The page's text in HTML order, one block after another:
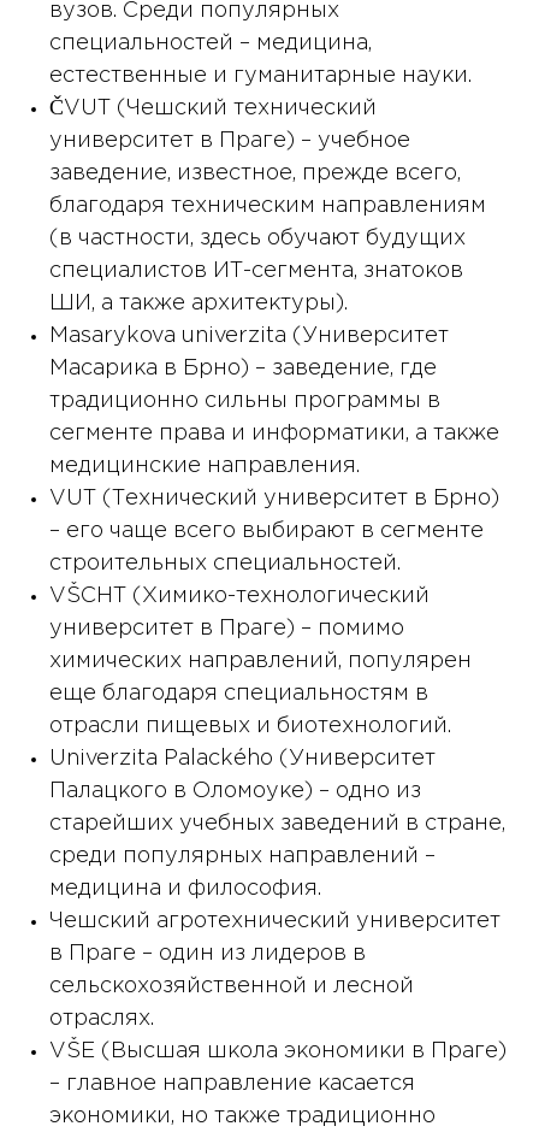
вузов. Среди популярных
специальностей – медицина,
естественные и гуманитарные науки.
ČVUT (Чешский технический
университет в Праге) – учебное
заведение, известное, прежде всего,
благодаря техническим направлениям
(в частности, здесь обучают будущих
специалистов ИТ-сегмента, знатоков
ШИ, а также архитектуры).
Masarykova univerzitа (Университет
Масарика в Брно) – заведение, где
традиционно сильны программы в
сегменте права и информатики, а также
медицинские направления.
VUT (Технический университет в Брно)
– его чаще всего выбирают в сегменте
строительных специальностей.
VŠCHT (Химико-технологический
университет в Праге) – помимо
химических направлений, популярен
еще благодаря специальностям в
отрасли пищевых и биотехнологий.
Univerzita Palackého (Университет
Палацкого в Оломоуке) – одно из
старейших учебных заведений в стране,
среди популярных направлений –
медицина и философия.
Чешский агротехнический университет
в Праге – один из лидеров в
сельскохозяйственной и лесной
отраслях.
VŠE (Высшая школа экономики в Праге)
– главное направление касается
экономики, но также традиционно